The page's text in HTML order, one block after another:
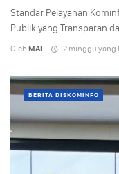
Standar Pelayanan
Publik yang Transparan
Oleh MAF 2 minggu yang
BERITA DISKOMINFO